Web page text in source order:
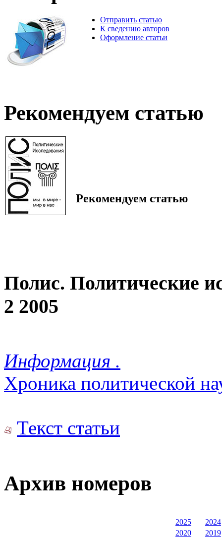
Отправить статью
К сведению авторов
Оформление статьи
Рекомендуем статью
Рекомендуем статью
Полис. Политические
2 2005
Информация .
Хроника политической
Текст статьи
Архив номеров
2025
2024
2020
2019